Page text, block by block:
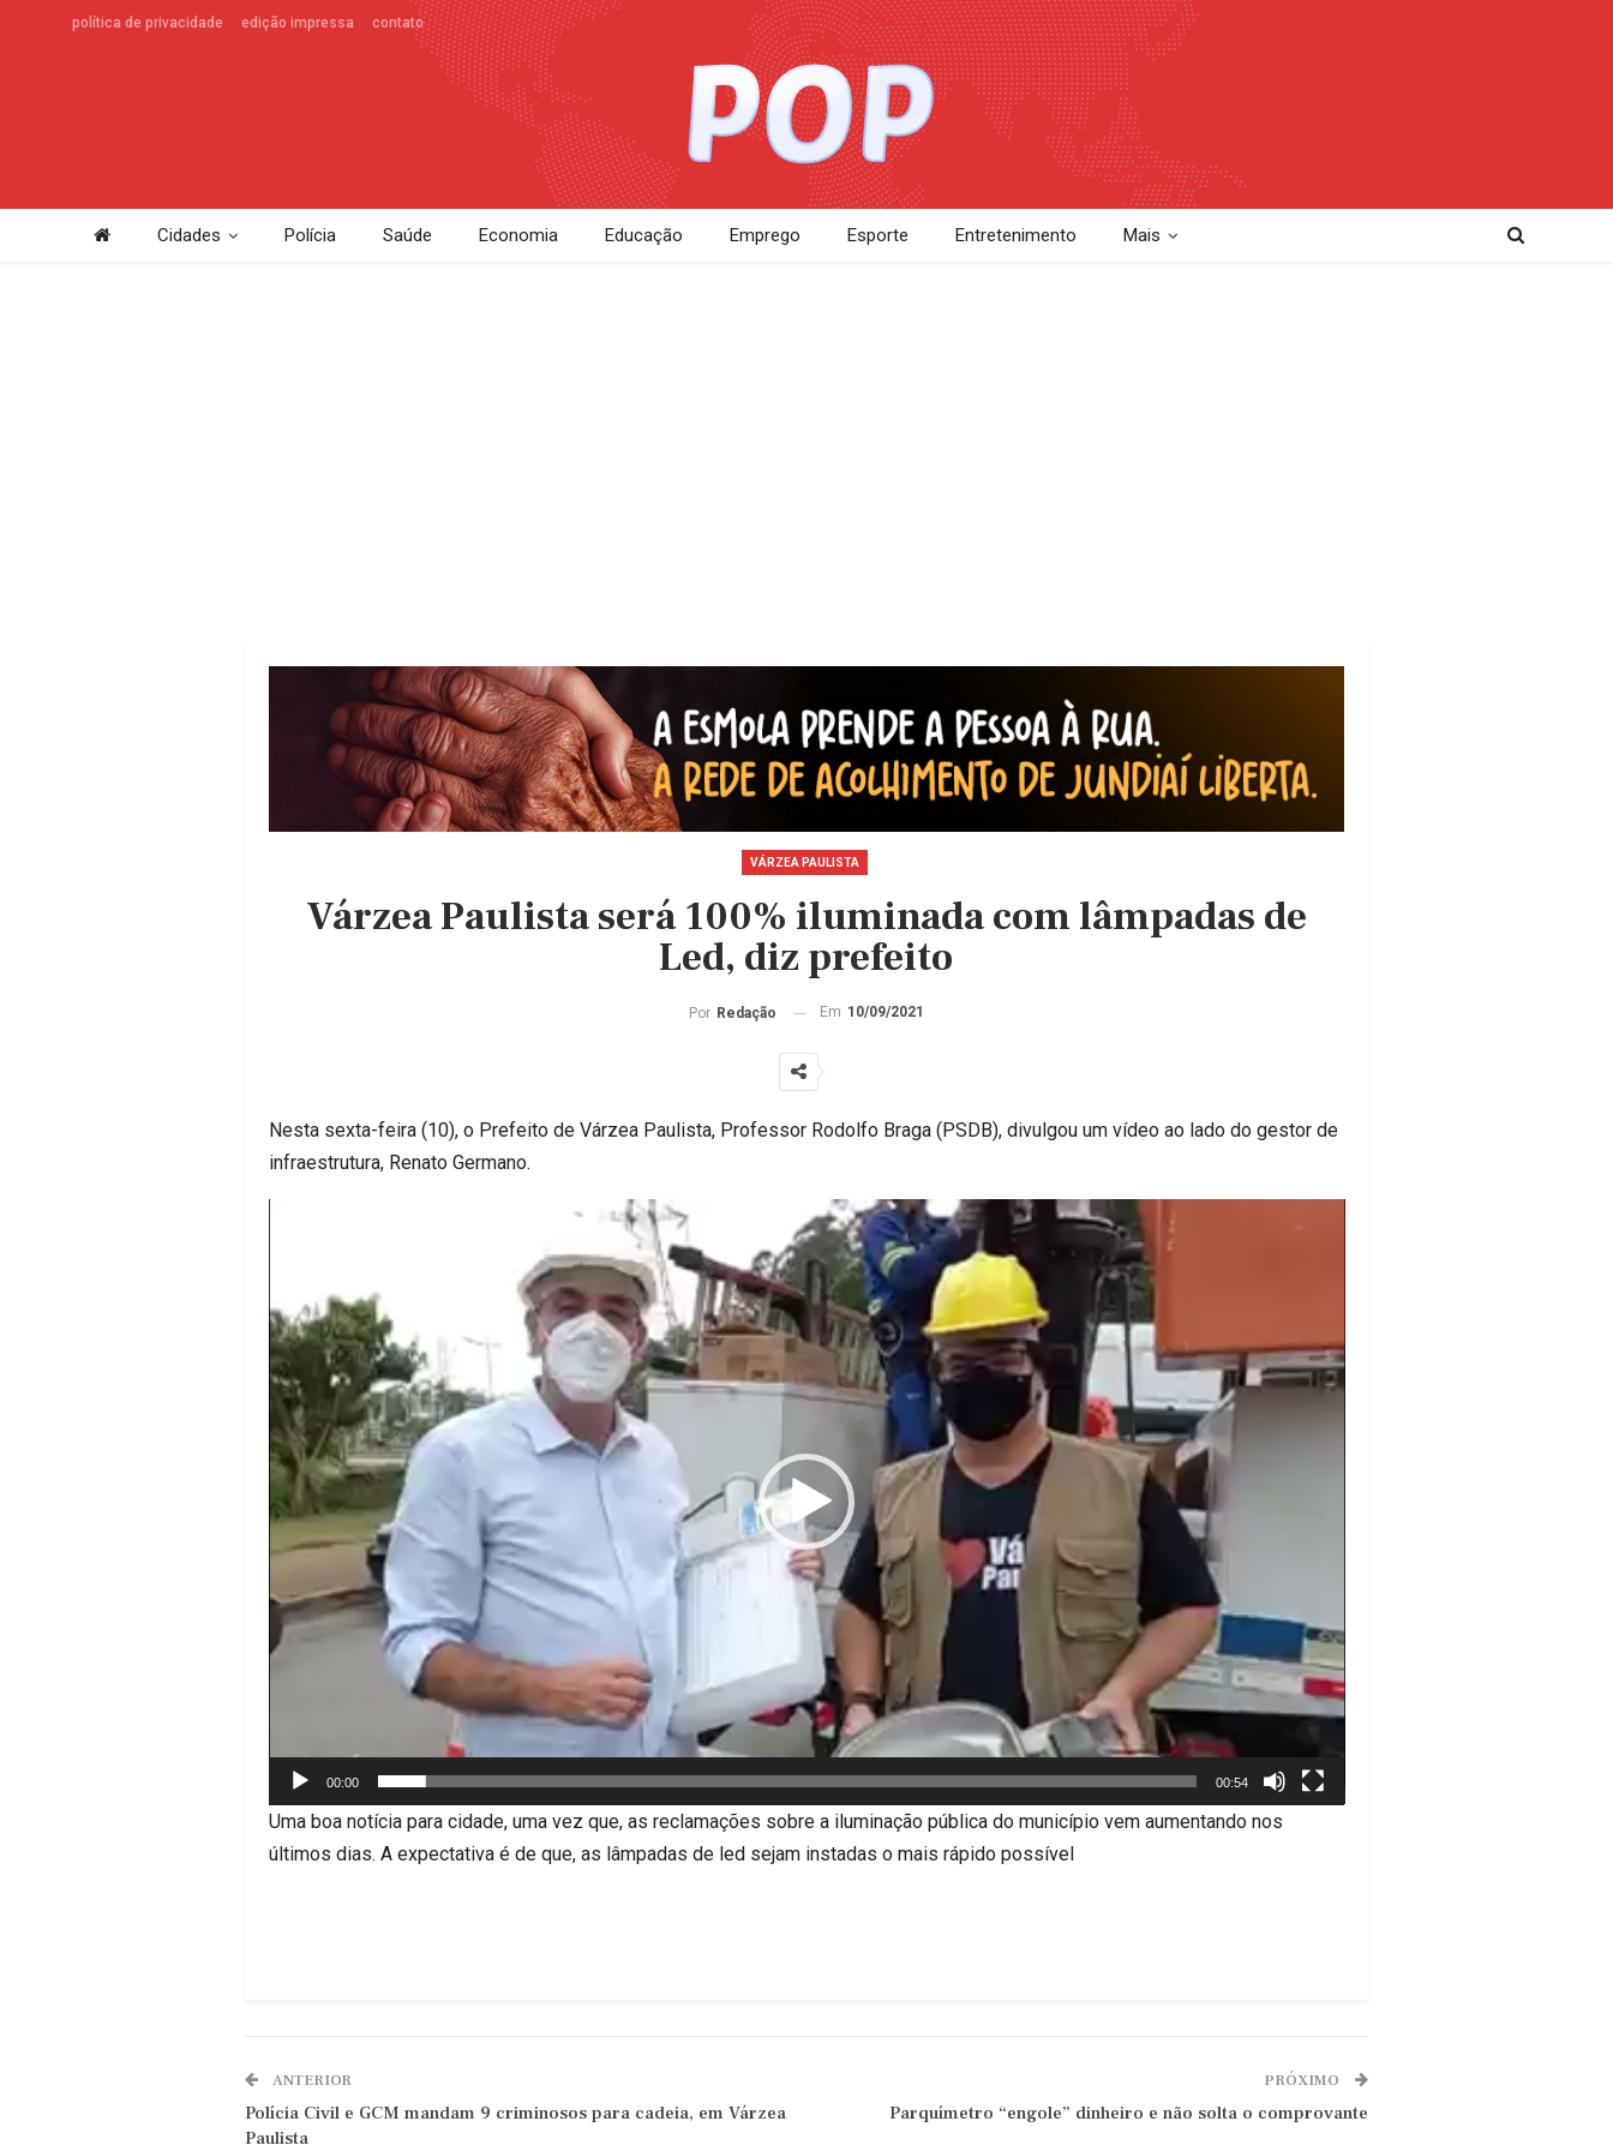
política de privacidade edição impressa contato
Cidades Polícia Saúde Economia Educação Emprego Esporte Entretenimento Mais
VÁRZEA PAULISTA
Várzea Paulista será 100% iluminada com lâmpadas de
Led, diz prefeito
Por Redação Em 10/09/2021
Nesta sexta-feira (10), o Prefeito de Várzea Paulista, Professor Rodolfo Braga (PSDB), divulgou um vídeo ao lado do gestor de
infraestrutura, Renato Germano.
00:00 00:54
Uma boa notícia para cidade, uma vez que, as reclamações sobre a iluminação pública do município vem aumentando nos
últimos dias. A expectativa é de que, as lâmpadas de led sejam instadas o mais rápido possível
ANTERIOR
Polícia Civil e GCM mandam 9 criminosos para cadeia, em Várzea
Paulista
PRÓXIMO
Parquímetro “engole” dinheiro e não solta o comprovante